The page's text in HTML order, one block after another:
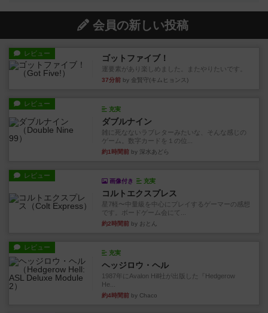
会員の新しい投稿
レビュー ゴットファイブ！
運要素があり楽しめました。またやりたいです。
37分前 by 金賢守(キムヒョンス)
レビュー
充実
ダブルナイン
雑に死なないラブレターみたいな、そんな感じの
ゲーム。数字カードを１の位...
約1時間前 by 深水あどら
レビュー
画像付き 充実
コルトエクスプレス
星7軽〜中量級を中心にプレイするゲーマーの感想
です。ボードゲーム会にて...
約2時間前 by おとん
レビュー
充実
ヘッジロウ・ヘル
1987年にAvalon Hill社が出版した『Hedgerow
He...
約4時間前 by Chaco